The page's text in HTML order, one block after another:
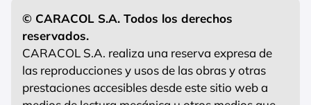
© CARACOL S.A. Todos los derechos
reservados.
CARACOL S.A. realiza una reserva expresa de
las reproducciones y usos de las obras y otras
prestaciones accesibles desde este sitio web a